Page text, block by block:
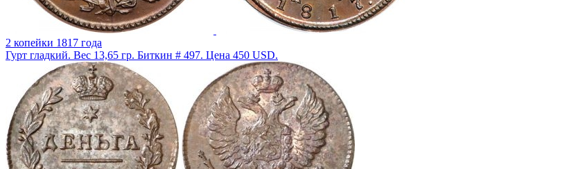
2 копейки 1817 года
Гурт гладкий. Вес 13,65 гр. Биткин # 497. Цена 450 USD.